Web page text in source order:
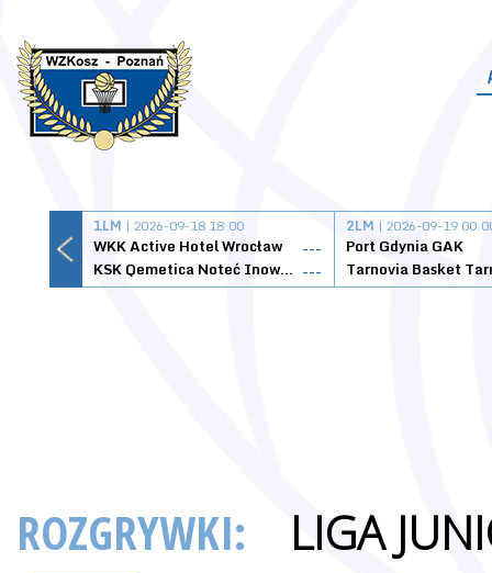
1LM | 2026-09-18 18:00
WKK Active Hotel Wrocław
---
KSK Qemetica Noteć Inowrocław ---
2LM | 2026-09-19
Port Gdynia GAK
ROZGRYWKI: LIGA